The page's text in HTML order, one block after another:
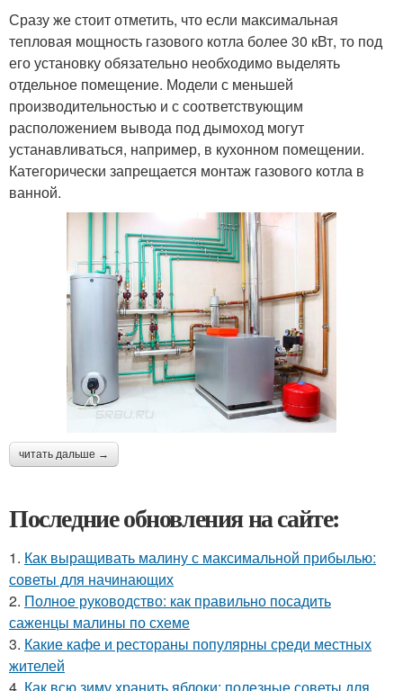
Сразу же стоит отметить, что если максимальная
тепловая мощность газового котла более 30 кВт, то под
его установку обязательно необходимо выделять
отдельное помещение. Модели с меньшей
производительностью и с соответствующим
расположением вывода под дымоход могут
устанавливаться, например, в кухонном помещении.
Категорически запрещается монтаж газового котла в
ванной.
читать дальше →
Последние обновления на сайте:
1. Как выращивать малину с максимальной прибылью:
советы для начинающих
2. Полное руководство: как правильно посадить
саженцы малины по схеме
3. Какие кафе и рестораны популярны среди местных
жителей
4. Как всю зиму хранить яблоки: полезные советы для